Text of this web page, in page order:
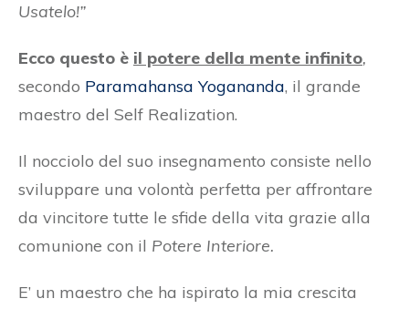
Usatelo!”
Ecco questo è il potere della mente infinito,
secondo Paramahansa Yogananda, il grande
maestro del Self Realization.
Il nocciolo del suo insegnamento consiste nello
sviluppare una volontà perfetta per affrontare
da vincitore tutte le sfide della vita grazie alla
comunione con il Potere Interiore.
E’ un maestro che ha ispirato la mia crescita